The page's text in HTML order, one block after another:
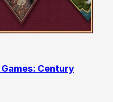
Games: Century